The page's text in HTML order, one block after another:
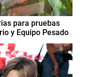
para pruebas
y Equipo Pesado